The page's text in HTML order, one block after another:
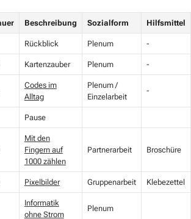
Beschreibung Sozialform Hilfsmittel
Rückblick Plenum -
Kartenzauber Plenum -
Codes im
Alltag
Plenum /
Einzelarbeit
-
Pause
Mit den
Fingern auf
1000 zählen
Partnerarbeit Broschüre
Pixelbilder Gruppenarbeit Klebezettel
Informatik
ohne Strom
Plenum